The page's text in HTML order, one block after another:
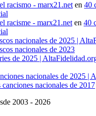
racismo - marx21.neten 40
racisme - marx21.neten 40
nacionales de 2025 |
nacionales de 2023
de 2025 |
nacionales de 2025 |
canciones nacionales de 2017
2003 - 2026